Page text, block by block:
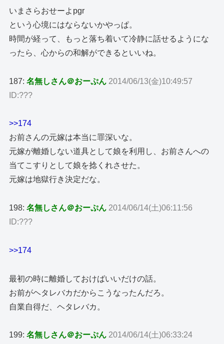
いまさらおせーよpgr
という心境にはならないかやっぱ。
時間が経って、もっと落ち着いて冷静に話せるようにな
ったら、心からの和解ができるといいね。
187:名無しさん＠おーぷん 2014/06/13(金)10:49:57
ID:???
>>174
お前さんの元嫁は本当に罪深いな。
元嫁が離婚しない道具として娘を利用し、お前さんへの
当てこすりとして娘を捻くれさせた。
元嫁は地獄行き決定だな。
198:名無しさん＠おーぷん 2014/06/14(土)06:11:56
ID:???
>>174
最初の時に離婚しておけばいいだけの話。
お前がヘタレバカだからこうなったんだろ。
自業自得だ、ヘタレバカ。
199:名無しさん＠おーぷん 2014/06/14(土)06:33:24